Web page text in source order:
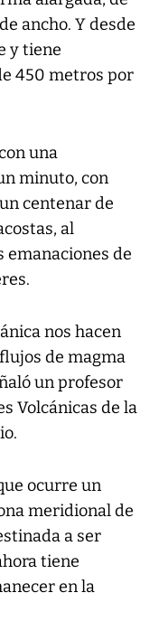
ancho. Y desde
y tiene
450 metros por
una
minuto, con
centenar de
al
emanaciones de
nos hacen
de magma
un profesor
Volcánicas de la
ocurre un
meridional de
a ser
tiene
en la